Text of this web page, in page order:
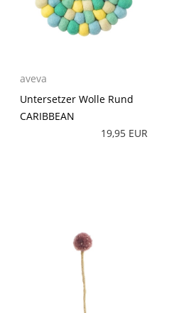
aveva
Untersetzer Wolle Rund
CARIBBEAN
19,95 EUR